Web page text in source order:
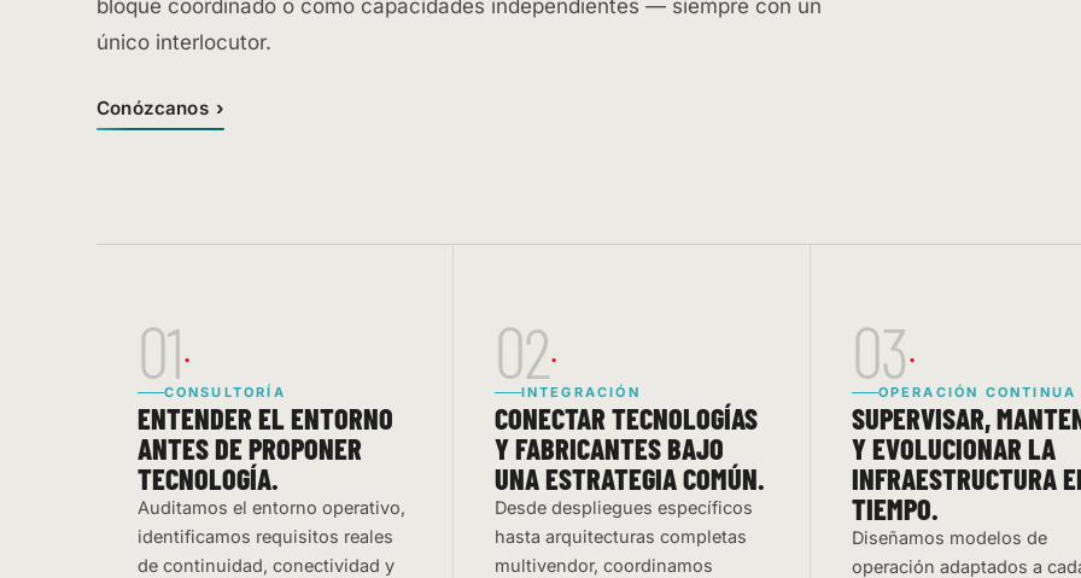
bloque coordinado o como capacidades independientes — siempre con un
único interlocutor.
Conózcanos
01CONSULTORÍA
ENTENDER EL ENTORNO
ANTES DE PROPONER
TECNOLOGÍA.
Auditamos el entorno operativo,
identificamos requisitos reales
de continuidad, conectividad y
02INTEGRACIÓN
CONECTAR TECNOLOGÍAS
Y FABRICANTES BAJO
UNA ESTRATEGIA COMÚN.
Desde despliegues específicos
hasta arquitecturas completas
multivendor, coordinamos
03OPERACIÓN CONTINUA
SUPERVISAR,
Y EVOLUCIONAR LA
INFRAESTRUCTURA
TIEMPO.
Diseñamos modelos de
operación adaptados a